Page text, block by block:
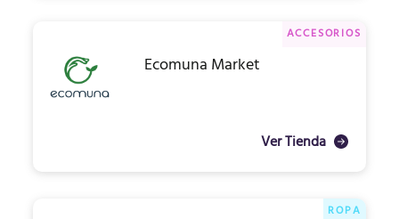
ACCESORIOS
Ecomuna Market
Ver Tienda
ROPA